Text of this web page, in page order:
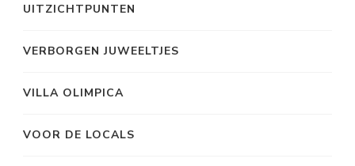
UITZICHTPUNTEN
VERBORGEN JUWEELTJES
VILLA OLIMPICA
VOOR DE LOCALS